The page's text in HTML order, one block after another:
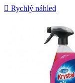
 Rychlý náhled